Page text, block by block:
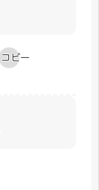
コピー